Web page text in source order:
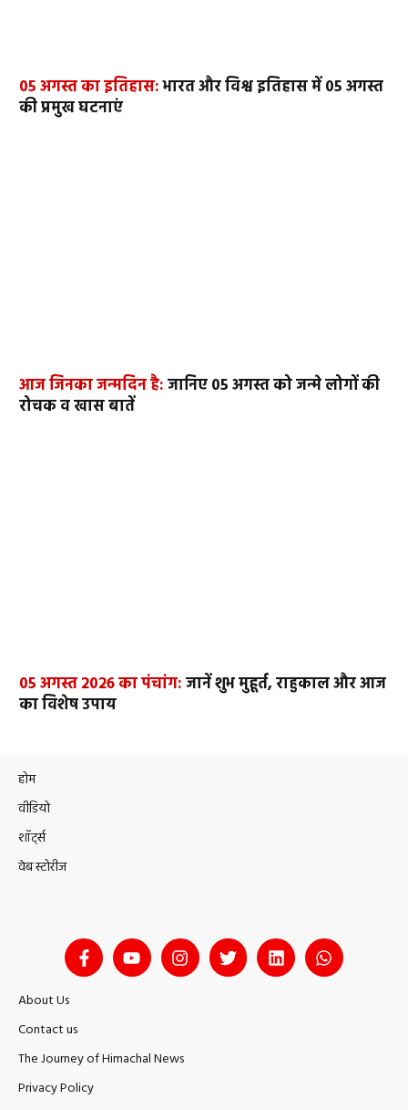
05 अगस्त का इतिहास:भारत और विश्व इतिहास में 05 अगस्त
की प्रमुख घटनाएं
आज जिनका जन्मदिन है:जानिए 05 अगस्त को जन्मे लोगों की
रोचक व खास बातें
05 अगस्त 2026 का पंचांग:जानें शुभ मुहूर्त, राहुकाल और आज
का विशेष उपाय
होम
वीडियो
शॉर्ट्स
वेब स्टोरीज
About Us
Contact us
The Journey of Himachal News
Privacy Policy